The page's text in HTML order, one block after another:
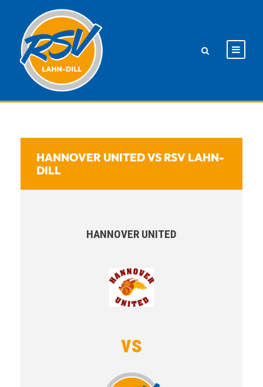
HANNOVER UNITED VS RSV LAHN-
DILL
HANNOVER UNITED
vs